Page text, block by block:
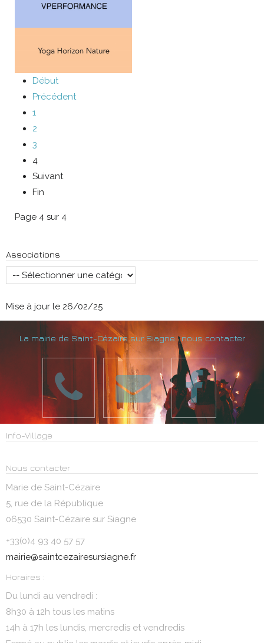
Début
Précédent
1
2
3
4
Suivant
Fin
Page 4 sur 4
Associations
Mise à jour le 26/02/25
La mairie de Saint-Cézaire sur Siagne : nous contacter
Info-Village
Nous contacter
Marie de Saint-Cézaire
5, rue de la République
06530 Saint-Cézaire sur Siagne
+33(0)4 93 40 57 57
mairie@saintcezairesursiagne.fr
Horaires :
Du lundi au vendredi :
8h30 à 12h tous les matins
14h à 17h les lundis, mercredis et vendredis